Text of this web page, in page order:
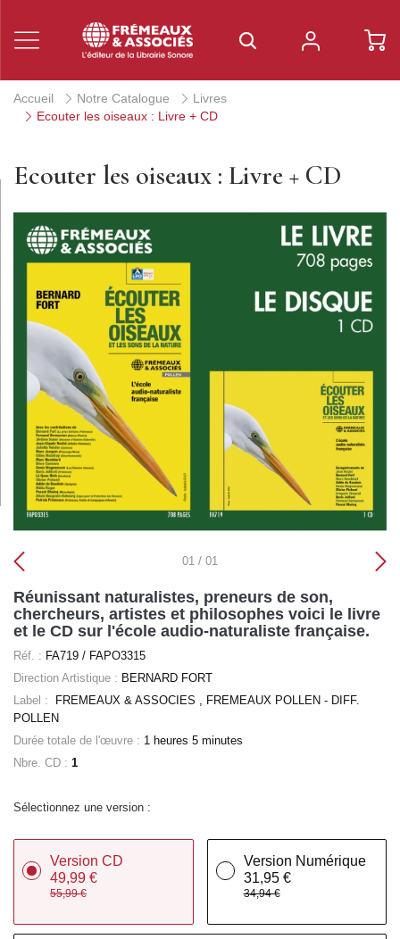
Accueil Notre Catalogue
Livres
Ecouter les oiseaux : Livre + CD
Ecouter les oiseaux : Livre + CD
01 / 01
Réunissant naturalistes, preneurs de son,
chercheurs, artistes et philosophes voici le livre
et le CD sur l'école audio-naturaliste française.
Réf. : FA719 / FAPO3315
Direction Artistique : BERNARD FORT
Label :
FREMEAUX & ASSOCIES , FREMEAUX POLLEN - DIFF.
POLLEN
Durée totale de l'œuvre : 1 heures 5 minutes
Nbre. CD : 1
Sélectionnez une version :
Version CD
49,99 €
55,99 €
Version Numérique
31,95 €
34,94 €